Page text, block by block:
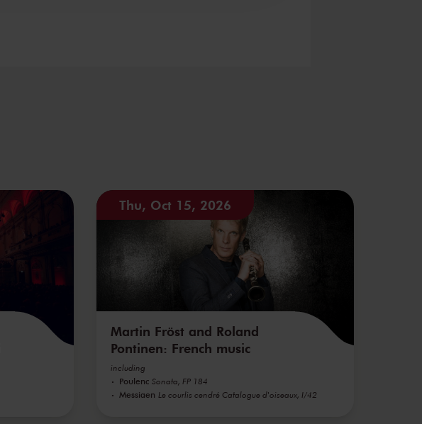
Thu, Oct 15, 2026
Martin Fröst and Roland
Pontinen: French music
including
Poulenc Sonata, FP 184
Messiaen Le courlis cendré Catalogue d'oiseaux, I/42